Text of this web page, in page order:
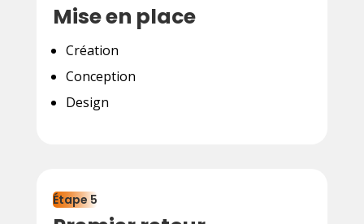
Mise en place
Création
Conception
Design
Étape 5